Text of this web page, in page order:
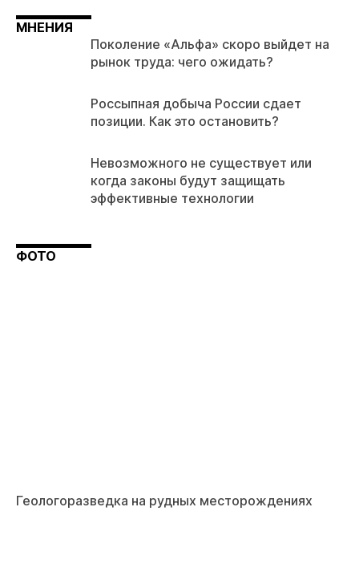
МНЕНИЯ
Поколение «Альфа» скоро выйдет на
рынок труда: чего ожидать?
Россыпная добыча России сдает
позиции. Как это остановить?
Невозможного не существует или
когда законы будут защищать
эффективные технологии
ФОТО
Геологоразведка на рудных месторождениях